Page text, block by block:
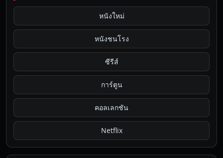
หนังใหม่
หนังชนโรง
ซีรีส์
การ์ตูน
คอลเลกชัน
Netflix